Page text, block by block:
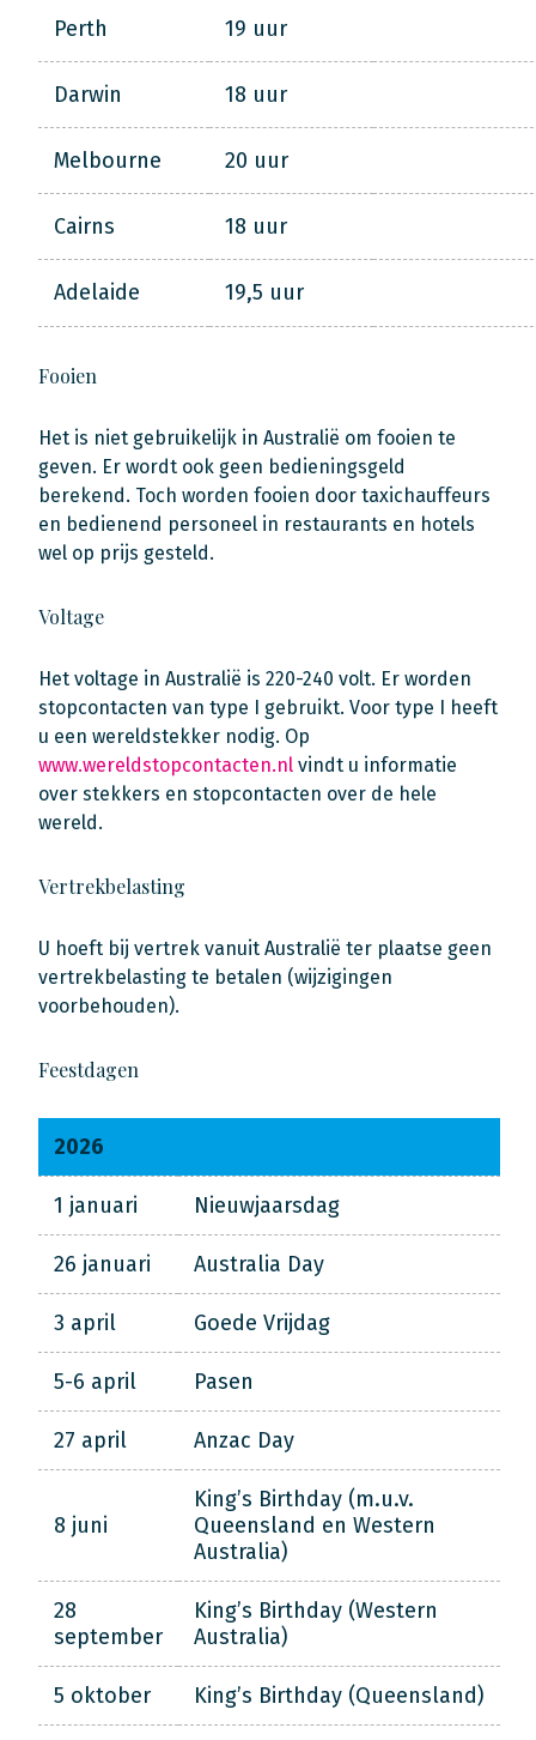
Perth 19 uur
Darwin 18 uur
Melbourne 20 uur
Cairns 18 uur
Adelaide 19,5 uur
Fooien
Het is niet gebruikelijk in Australië om fooien te
geven. Er wordt ook geen bedieningsgeld
berekend. Toch worden fooien door taxichauffeurs
en bedienend personeel in restaurants en hotels
wel op prijs gesteld.
Voltage
Het voltage in Australië is 220-240 volt. Er worden
stopcontacten van type I gebruikt. Voor type I heeft
u een wereldstekker nodig. Op
www.wereldstopcontacten.nl vindt u informatie
over stekkers en stopcontacten over de hele
wereld.
Vertrekbelasting
U hoeft bij vertrek vanuit Australië ter plaatse geen
vertrekbelasting te betalen (wijzigingen
voorbehouden).
Feestdagen
2026
1 januari Nieuwjaarsdag
26 januari Australia Day
3 april Goede Vrijdag
5-6 april Pasen
27 april Anzac Day
8 juni
King’s Birthday (m.u.v.
Queensland en Western
Australia)
28
september
King’s Birthday (Western
Australia)
5 oktober King’s Birthday (Queensland)